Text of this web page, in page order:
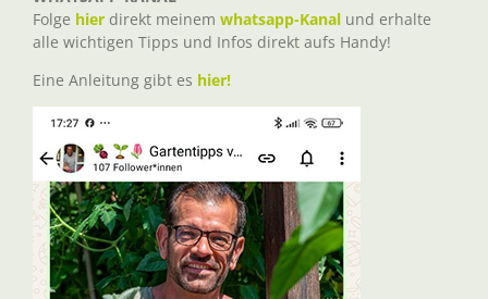
Folge hier direkt meinem whatsapp-Kanal und erhalte
alle wichtigen Tipps und Infos direkt aufs Handy!
Eine Anleitung gibt es hier!